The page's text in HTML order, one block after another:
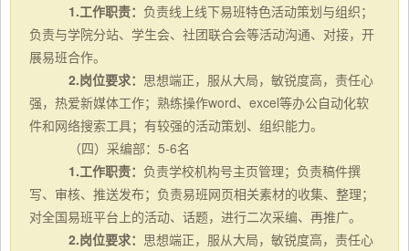
1.工作职责： 负责线上线下易班特色活动策划与组织；
负责与学院分站、学生会、社团联合会等活动沟通、对接，开
展易班合作。
2.岗位要求： 思想端正，服从大局，敏锐度高，责任心
强，热爱新媒体工作；熟练操作word、excel等办公自动化软
件和网络搜索工具；有较强的活动策划、组织能力。
（四）采编部： 5-6名
1.工作职责： 负责学校机构号主页管理；负责稿件撰
写、审核、推送发布；负责易班网页相关素材的收集、整理；
对全国易班平台上的活动、话题，进行二次采编、再推广。
2.岗位要求： 思想端正，服从大局，敏锐度高，责任心